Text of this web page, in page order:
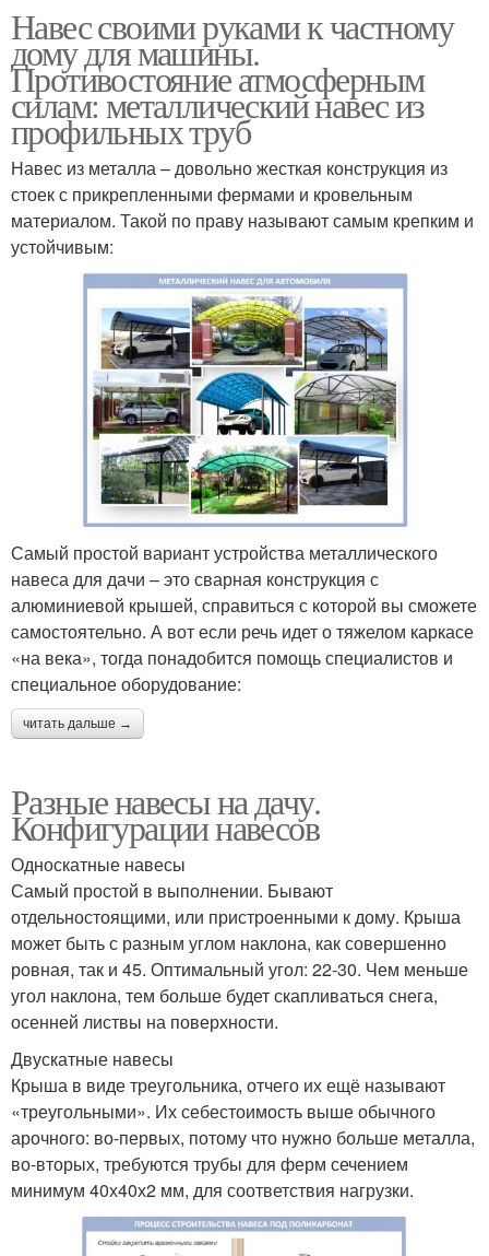
Навес своими руками к частному
дому для машины.
Противостояние атмосферным
силам: металлический навес из
профильных труб
Навес из металла – довольно жесткая конструкция из
стоек с прикрепленными фермами и кровельным
материалом. Такой по праву называют самым крепким и
устойчивым:
Самый простой вариант устройства металлического
навеса для дачи – это сварная конструкция с
алюминиевой крышей, справиться с которой вы сможете
самостоятельно. А вот если речь идет о тяжелом каркасе
«на века», тогда понадобится помощь специалистов и
специальное оборудование:
читать дальше →
Разные навесы на дачу.
Конфигурации навесов
Односкатные навесы
Самый простой в выполнении. Бывают
отдельностоящими, или пристроенными к дому. Крыша
может быть с разным углом наклона, как совершенно
ровная, так и 45. Оптимальный угол: 22-30. Чем меньше
угол наклона, тем больше будет скапливаться снега,
осенней листвы на поверхности.
Двускатные навесы
Крыша в виде треугольника, отчего их ещё называют
«треугольными». Их себестоимость выше обычного
арочного: во-первых, потому что нужно больше металла,
во-вторых, требуются трубы для ферм сечением
минимум 40х40х2 мм, для соответствия нагрузки.